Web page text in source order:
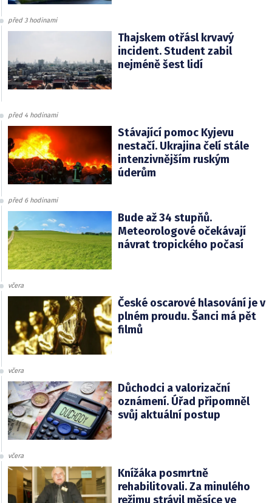
před 3 hodinami
Thajskem otřásl krvavý
incident. Student zabil
nejméně šest lidí
před 4 hodinami
Stávající pomoc Kyjevu
nestačí. Ukrajina čelí stále
intenzivnějším ruským
úderům
před 6 hodinami
Bude až 34 stupňů.
Meteorologové očekávají
návrat tropického počasí
včera
České oscarové hlasování je v
plném proudu. Šanci má pět
filmů
včera
Důchodci a valorizační
oznámení. Úřad připomněl
svůj aktuální postup
včera
Knížáka posmrtně
rehabilitovali. Za minulého
režimu strávil měsíce ve